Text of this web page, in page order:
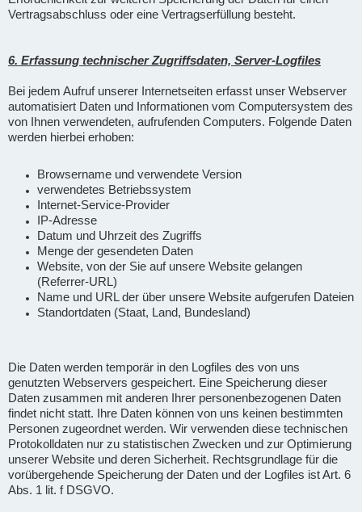
Vertragsabschluss oder eine Vertragserfüllung besteht.
6. Erfassung technischer Zugriffsdaten, Server-Logfiles
Bei jedem Aufruf unserer Internetseiten erfasst unser Webserver
automatisiert Daten und Informationen vom Computersystem des
von Ihnen verwendeten, aufrufenden Computers. Folgende Daten
werden hierbei erhoben:
Browsername und verwendete Version
verwendetes Betriebssystem
Internet-Service-Provider
IP-Adresse
Datum und Uhrzeit des Zugriffs
Menge der gesendeten Daten
Website, von der Sie auf unsere Website gelangen
(Referrer-URL)
Name und URL der über unsere Website aufgerufen Dateien
Standortdaten (Staat, Land, Bundesland)
Die Daten werden temporär in den Logfiles des von uns
genutzten Webservers gespeichert. Eine Speicherung dieser
Daten zusammen mit anderen Ihrer personenbezogenen Daten
findet nicht statt. Ihre Daten können von uns keinen bestimmten
Personen zugeordnet werden. Wir verwenden diese technischen
Protokolldaten nur zu statistischen Zwecken und zur Optimierung
unserer Website und deren Sicherheit. Rechtsgrundlage für die
vorübergehende Speicherung der Daten und der Logfiles ist Art. 6
Abs. 1 lit. f DSGVO.